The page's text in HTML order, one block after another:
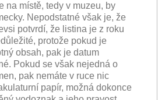
na místě, tedy v muzeu, by
Nepodstatné však je, že
potvrdí, že listina je z roku
protože pokud je
obsah, pak je datum
Pokud se však nejedná o
pak nemáte v ruce nic
papír, možná dokonce